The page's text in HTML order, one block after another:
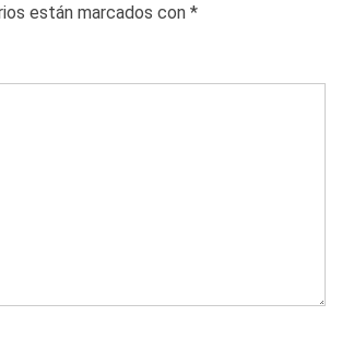
están marcados con *